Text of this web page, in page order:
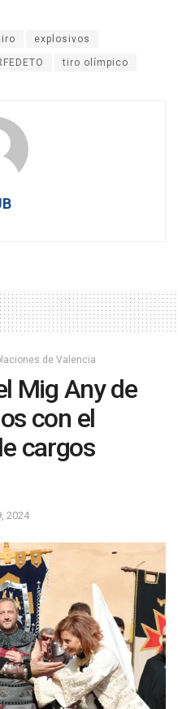
explosivos
tiro olímpico
de Valencia
Mig Any de
con el
cargos
2024